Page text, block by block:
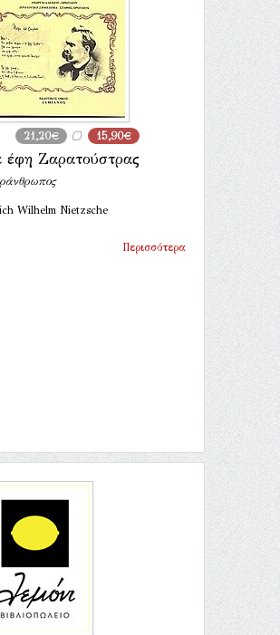
21,20€ 15,90€
έφη Ζαρατούστρας
Wilhelm Nietzsche
Περισσότερα